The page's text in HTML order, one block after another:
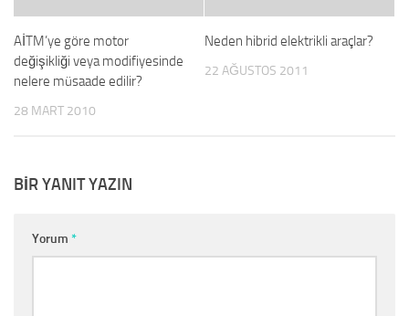
AİTM’ye göre motor
değişikliği veya modifiyesinde
nelere müsaade edilir?
28 MART 2010
Neden hibrid elektrikli araçlar?
22 AĞUSTOS 2011
BIR YANIT YAZIN
Yorum *